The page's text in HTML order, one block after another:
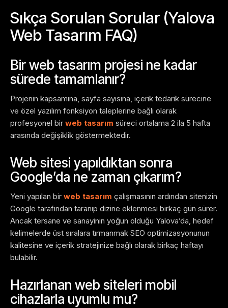
Sıkça Sorulan Sorular (Yalova
Web Tasarım FAQ)
Bir web tasarım projesi ne kadar
sürede tamamlanır?
Projenin kapsamına, sayfa sayısına, içerik tedarik sürecine
ve özel yazılım fonksiyon taleplerine bağlı olarak
profesyonel bir web tasarım süreci ortalama 2 ila 5 hafta
arasında değişiklik göstermektedir.
Web sitesi yapıldıktan sonra
Google’da ne zaman çıkarım?
Yeni yapılan bir web tasarım çalışmasının ardından sitenizin
Google tarafından taranıp dizine eklenmesi birkaç gün sürer.
Ancak tersane ve sanayinin yoğun olduğu Yalova’da, hedef
kelimelerde üst sıralara tırmanmak SEO optimizasyonunun
kalitesine ve içerik stratejinize bağlı olarak birkaç haftayı
bulabilir.
Hazırlanan web siteleri mobil
cihazlarla uyumlu mu?